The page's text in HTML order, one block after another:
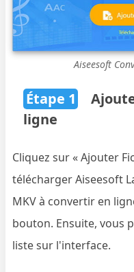
Aiseesoft
Étape 1
ligne
Cliquez sur « Ajouter
télécharger Aiseesoft
MKV à convertir en
bouton. Ensuite, vous
liste sur l'interface.